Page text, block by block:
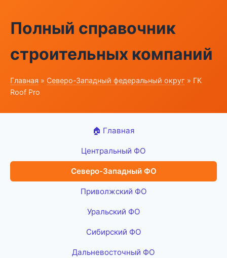
Полный справочник
строительных компаний
Главная » Северо-Западный федеральный округ » ГК
Roof Pro
🏠 Главная
Центральный ФО
Северо-Западный ФО
Приволжский ФО
Уральский ФО
Сибирский ФО
Дальневосточный ФО